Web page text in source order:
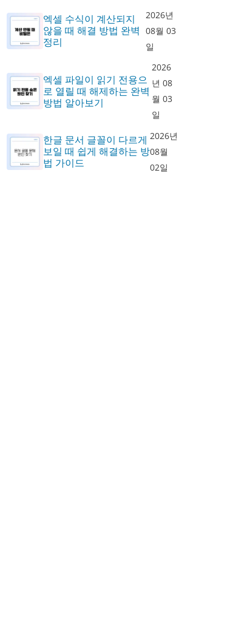
엑셀 수식이 계산되지
않을 때 해결 방법 완벽
정리
2026년
08월 03
일
엑셀 파일이 읽기 전용으
로 열릴 때 해제하는 완벽
방법 알아보기
2026
년 08
월 03
일
한글 문서 글꼴이 다르게
보일 때 쉽게 해결하는 방
법 가이드
2026년
08월
02일